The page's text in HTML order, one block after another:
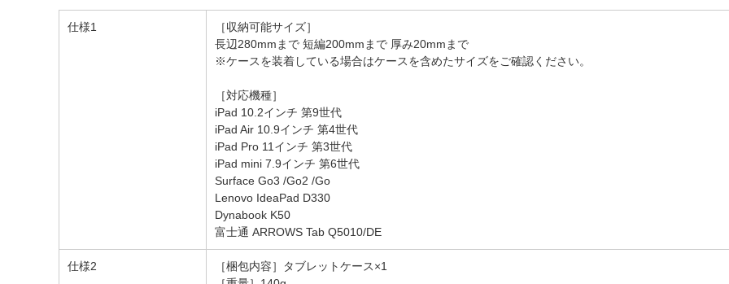
仕様1
［収納可能サイズ］
長辺280mmまで 短編200mmまで 厚み20mmまで
※ケースを装着している場合はケースを含めたサイズをご確認ください。
［対応機種］
iPad 10.2インチ 第9世代
iPad Air 10.9インチ 第4世代
iPad Pro 11インチ 第3世代
iPad mini 7.9インチ 第6世代
Surface Go3 /Go2 /Go
Lenovo IdeaPad D330
Dynabook K50
富士通 ARROWS Tab Q5010/DE
仕様2
［梱包内容］タブレットケース×1